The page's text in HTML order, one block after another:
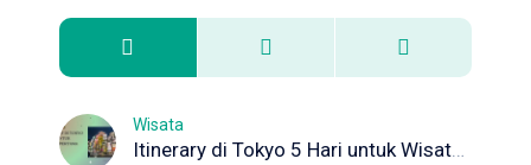
Wisata
Itinerary di Tokyo 5 Hari untuk Wisata Pertama Kali